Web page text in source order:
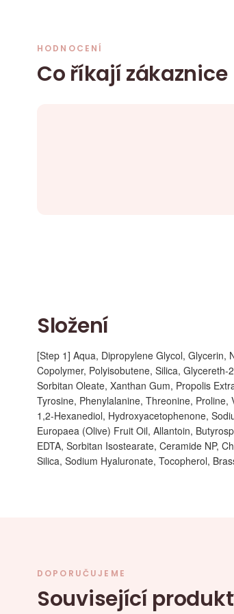
HODNOCENÍ
Co říkají zákaznice
Složení
[Step 1] Aqua, Dipropylene Glycol, Glycerin,
Copolymer, Polyisobutene, Silica,
Sorbitan Oleate, Xanthan Gum, Propolis
Tyrosine, Phenylalanine, Threonine,
1,2-Hexanediol, Hydroxyacetophenone,
Europaea (Olive) Fruit Oil, Allantoin,
EDTA, Sorbitan Isostearate, Ceramide NP,
Silica, Sodium Hyaluronate, Tocopherol,
DOPORUČUJEME
Související